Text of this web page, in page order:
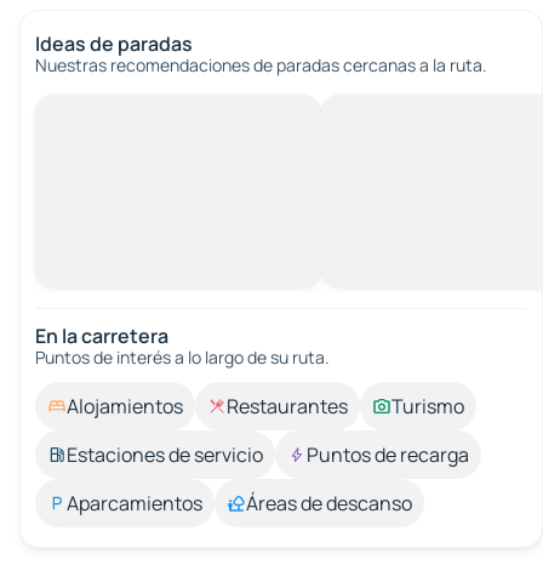
Ideas de paradas
Nuestras recomendaciones de paradas cercanas a la ruta.
En la carretera
Puntos de interés a lo largo de su ruta.
Alojamientos Restaurantes
Turismo
Estaciones de servicio
Puntos de recarga
Aparcamientos
Áreas de descanso